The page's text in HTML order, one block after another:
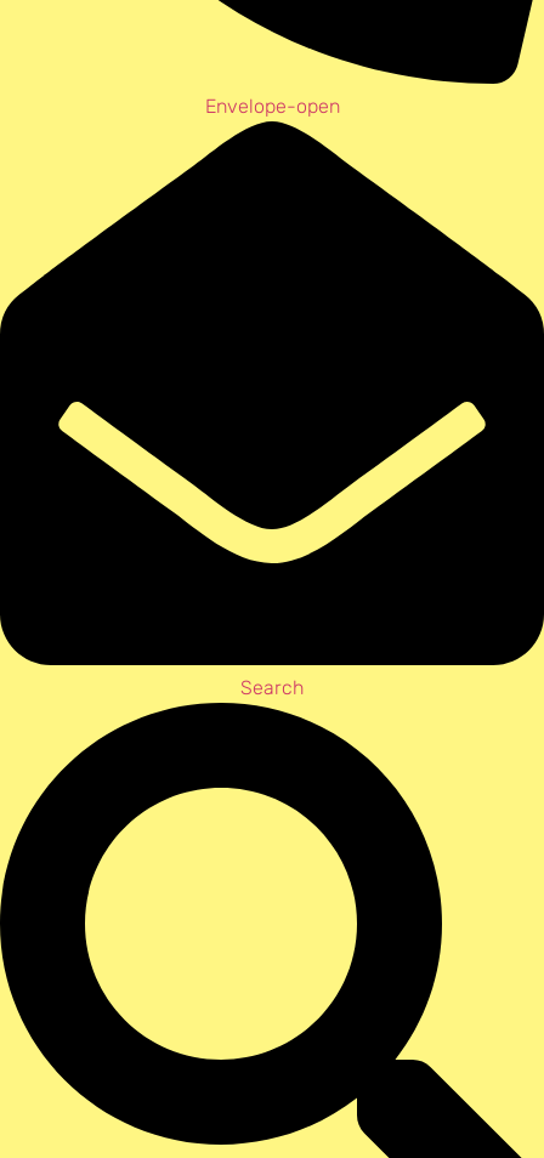
Envelope-open
Search